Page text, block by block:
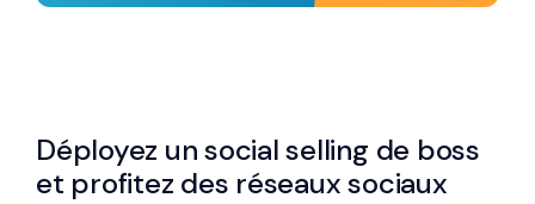
Déployez un social selling de boss
et profitez des réseaux sociaux